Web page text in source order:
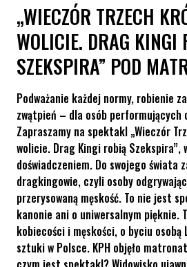
„WIECZÓR TRZECH
WOLICIE. DRAG KINGI
SZEKSPIRA” POD
Podważanie każdej normy, robienie
zwątpień – dla osób performujących
Zapraszamy na spektakl „Wieczór
wolicie. Drag Kingi robią
doświadczeniem. Do swojego świata
dragkingowie, czyli osoby
przerysowaną męskość. To nie jest
kanonie ani o uniwersalnym pięknie.
kobiecości i męskości, o byciu osobą
sztuki w Polsce. KPH objęło